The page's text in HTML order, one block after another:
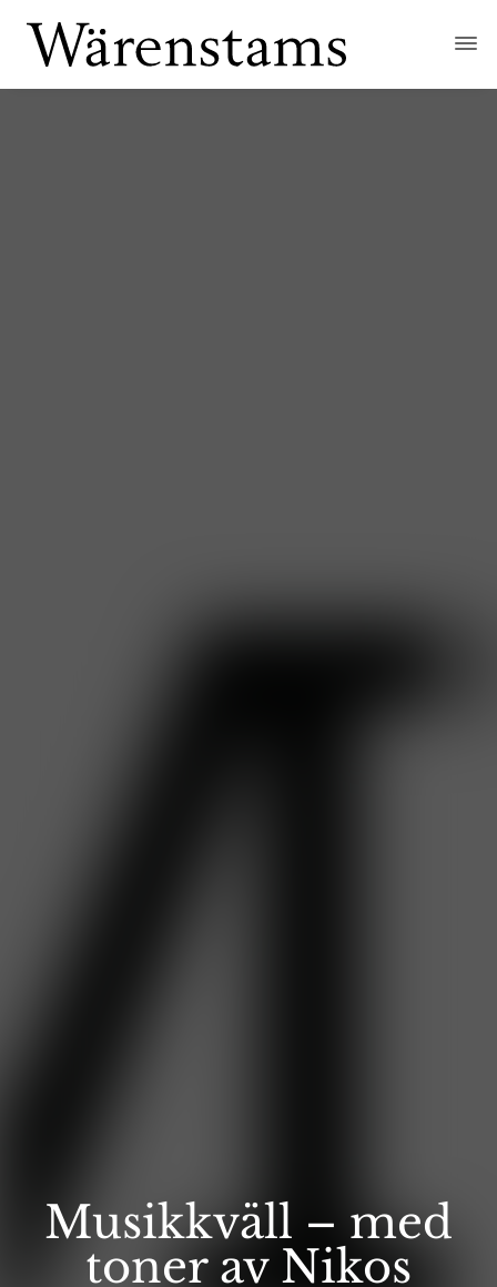
Musikkväll – med
toner av Nikos